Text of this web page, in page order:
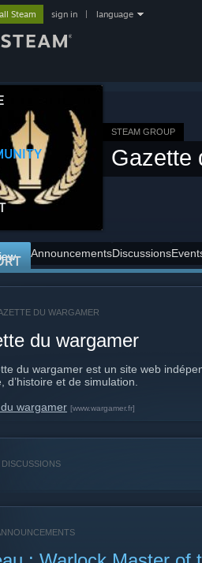
Steam sign in language
STEAM GROUP
Gazette
AnnouncementsDiscussions
DU WARGAMER
du wargamer
du wargamer est un site web
d’histoire et de simulation.
wargamer [www.wargamer.fr]